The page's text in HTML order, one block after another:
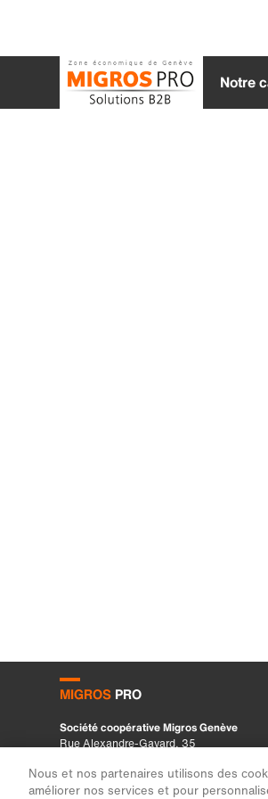
Nous et nos partenaires utilisons des
améliorer nos services et pour